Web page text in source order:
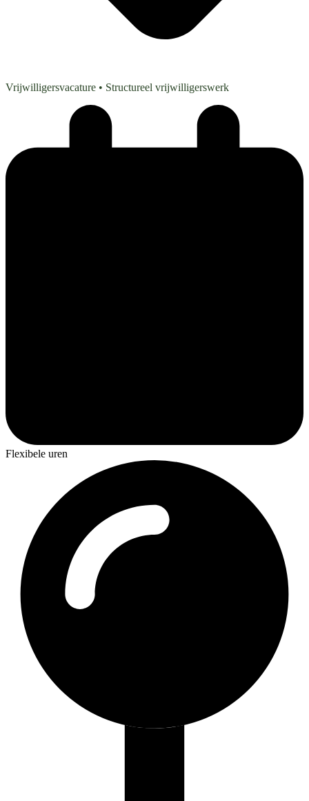
Vrijwilligersvacature • Structureel vrijwilligerswerk
Flexibele uren